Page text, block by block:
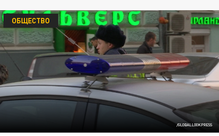
/GLOBALLOOKPRESS
ОБЩЕСТВО